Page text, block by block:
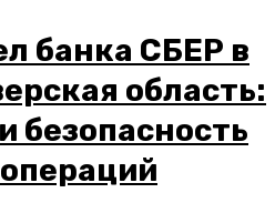
банка СБЕР в
область:
безопасность